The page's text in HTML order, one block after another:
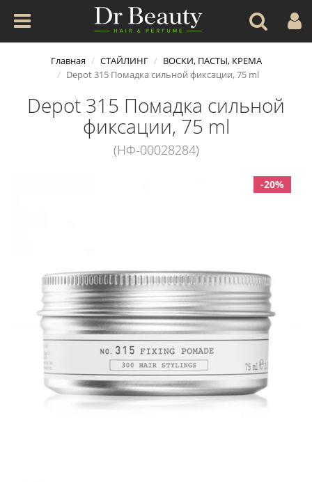
Главная СТАЙЛИНГ
ВОСКИ, ПАСТЫ, КРЕМА
Depot 315 Помадка сильной фиксации, 75 ml
Depot 315 Помадка сильной
фиксации, 75 ml
(НФ-00028284)
-20%